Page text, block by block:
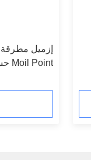
إزميل مطرقة
Moil Point حسب الطلب نماذج مختلفة